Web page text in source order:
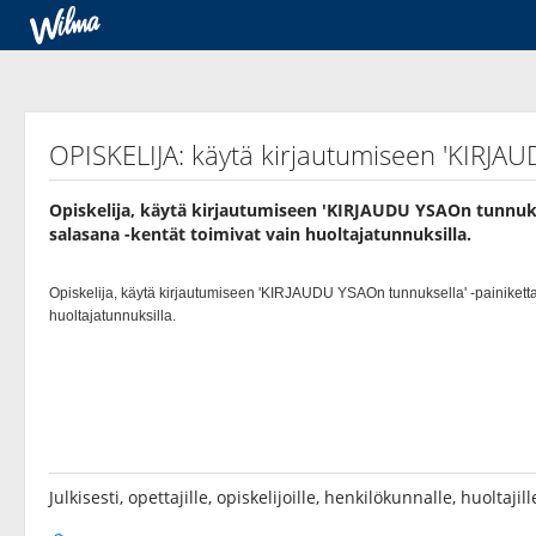
OPISKELIJA: käytä kirjautumiseen
Opiskelija, käytä kirjautumiseen 'KIRJAUDU YSAOn
salasana -kentät toimivat vain huoltajatunnuksilla.
Julkisesti, opettajille, opiskelijoille, henkilökunnalle,